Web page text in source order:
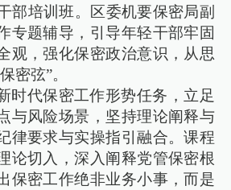
部培训班。区委机要保密局副
专题辅导，引导年轻干部牢固
观，强化保密政治意识，从思
密弦”。
时代保密工作形势任务，立足
与风险场景，坚持理论阐释与
律要求与实操指引融合。课程
论切入，深入阐释党管保密根
保密工作绝非业务小事，而是